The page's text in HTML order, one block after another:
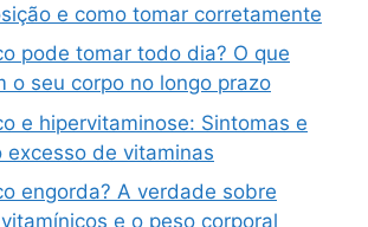
e como tomar corretamente
pode tomar todo dia? O que
o seu corpo no longo prazo
e hipervitaminose: Sintomas e
excesso de vitaminas
engorda? A verdade sobre
e o peso corporal